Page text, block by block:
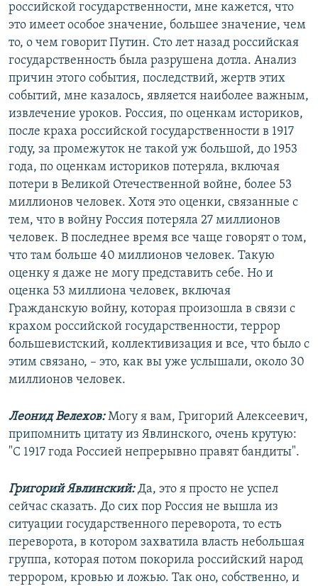
российской государственности, мне кажется, что
это имеет особое значение, большее значение, чем
то, о чем говорит Путин. Сто лет назад российская
государственность была разрушена дотла. Анализ
причин этого события, последствий, жертв этих
событий, мне казалось, является наиболее важным,
извлечение уроков. Россия, по оценкам историков,
после краха российской государственности в 1917
году, за промежуток не такой уж большой, до 1953
года, по оценкам историков потеряла, включая
потери в Великой Отечественной войне, более 53
миллионов человек. Хотя это оценки, связанные с
тем, что в войну Россия потеряла 27 миллионов
человек. В последнее время все чаще говорят о том,
что там больше 40 миллионов человек. Такую
оценку я даже не могу представить себе. Но и
оценка 53 миллиона человек, включая
Гражданскую войну, которая произошла в связи с
крахом российской государственности, террор
большевистский, коллективизация и все, что было с
этим связано, – это, как вы уже услышали, около 30
миллионов человек.
Леонид Велехов:Могу я вам, Григорий Алексеевич,
припомнить цитату из Явлинского, очень крутую:
"С 1917 года Россией непрерывно правят бандиты".
Григорий Явлинский:Да, это я просто не успел
сейчас сказать. До сих пор Россия не вышла из
ситуации государственного переворота, то есть
переворота, в котором захватила власть небольшая
группа, которая потом покорила российский народ
террором, кровью и ложью. Так оно, собственно, и